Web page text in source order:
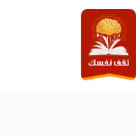
التجاوز
إلى
المحتوى